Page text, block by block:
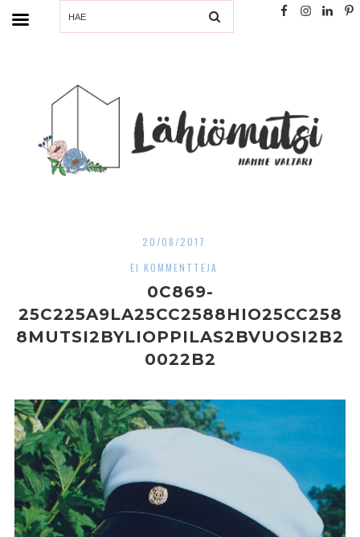
SEARCH
20/08/2017
EI KOMMENTTEJA
0C869-
25C225A9LA25CC2588HIO25CC258
8MUTSI2BYLIOPPILAS2BVUOSI2B2
0022B2